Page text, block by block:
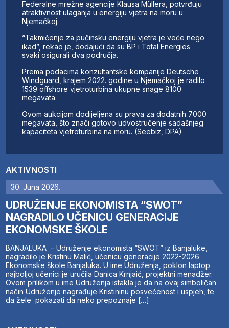
AKTIVNOSTI
30. Juna 2026.
UDRUŽENJE EKONOMISTA “SWOT”
NAGRADILO UČENICU GENERACIJE
EKONOMSKE ŠKOLE
BANJALUKA – Udruženje ekonomista “SWOT” iz Banjaluke,
nagradilo je Kristinu Malić, učenicu generacije 2022-2026
Ekonomske škole Banjaluka. U ime Udruženja, poklon laptop
najboljoj učenici je uručila Danica Krnjaić, projektni menadžer.
Ovom prilikom u ime Udruženja istakla je da na ovaj simboličan
način Udruženje nagrađuje Kristininu posvećenost i uspjeh, te
da žele pokazati da neko prepoznaje […]
Federalne mrežne agencije Klausa Müllera, potvrđuju
atraktivnost ulaganja u energiju vjetra na moru u
Njemačkoj.
“Takmičenje za pučinsku energiju vjetra je veće nego
ikad”, rekao je, dodajući da su BP i Total Energies
svaki osigurali dva područja.
Prema podacima konzultantske kompanije Deutsche
Windguard, krajem 2022. godine u Njemačkoj je radilo
1539 offshore vjetroturbina ukupne snage 8100
megavata.
Ovom aukcijom dodijeljena su prava za dodatnih 7000
megavata, što znači gotovo udvostručenje sadašnjeg
kapaciteta vjetroturbina na moru. (Seebiz, DPA)